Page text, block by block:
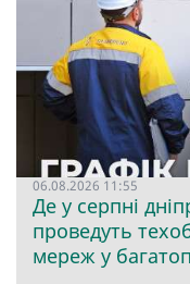
06.08.2026 11:55
Де у серпні
проведуть
мереж у